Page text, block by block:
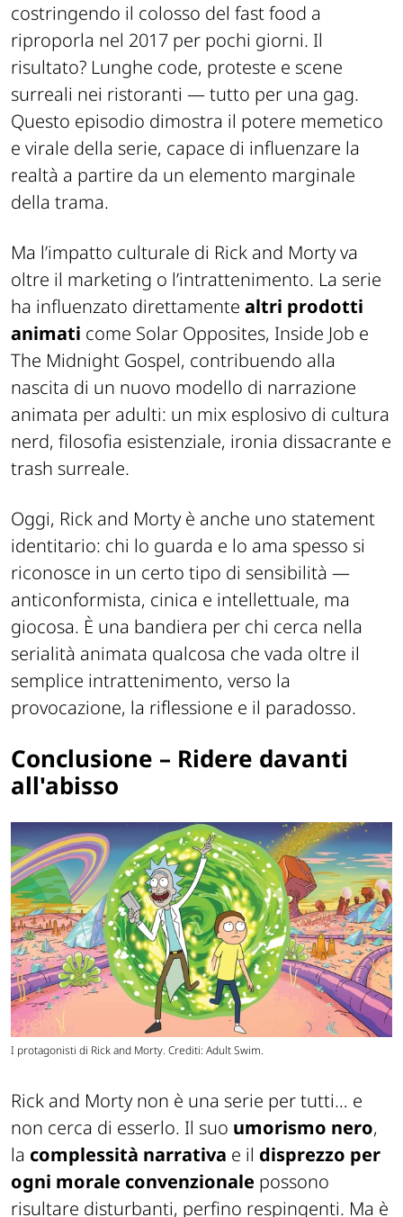
costringendo il colosso del fast food a
riproporla nel 2017 per pochi giorni. Il
risultato? Lunghe code, proteste e scene
surreali nei ristoranti — tutto per una gag.
Questo episodio dimostra il potere memetico
e virale della serie, capace di influenzare la
realtà a partire da un elemento marginale
della trama.
Ma l’impatto culturale di Rick and Morty va
oltre il marketing o l’intrattenimento. La serie
ha influenzato direttamente altri prodotti
animati come Solar Opposites, Inside Job e
The Midnight Gospel, contribuendo alla
nascita di un nuovo modello di narrazione
animata per adulti: un mix esplosivo di cultura
nerd, filosofia esistenziale, ironia dissacrante e
trash surreale.
Oggi, Rick and Morty è anche uno statement
identitario: chi lo guarda e lo ama spesso si
riconosce in un certo tipo di sensibilità —
anticonformista, cinica e intellettuale, ma
giocosa. È una bandiera per chi cerca nella
serialità animata qualcosa che vada oltre il
semplice intrattenimento, verso la
provocazione, la riflessione e il paradosso.
Conclusione – Ridere davanti
all'abisso
I protagonisti di Rick and Morty. Crediti: Adult Swim.
Rick and Morty non è una serie per tutti… e
non cerca di esserlo. Il suo umorismo nero,
la complessità narrativa e il disprezzo per
ogni morale convenzionale possono
risultare disturbanti, perfino respingenti. Ma è